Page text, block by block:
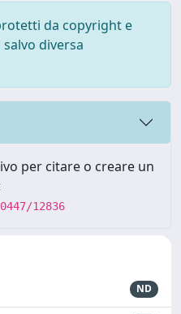
da copyright e
diversa
per citare o creare un
12836
ND